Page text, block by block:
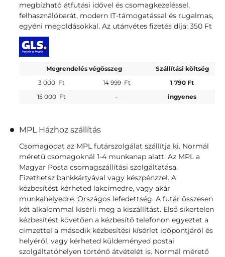
megbízható átfutási idővel és csomagkezeléssel,
felhasználóbarát, modern IT-támogatással és rugalmas,
egyéni megoldásokkal. Az utánvétes fizetés díja: 350 Ft
Megrendelés végösszeg
Szállítási költség
3 000 Ft 14 999 Ft
1 790 Ft
15 000 Ft - ingyenes
MPL Házhoz szállítás
Csomagodat az MPL futárszolgálat szállítja ki. Normál
méretű csomagoknál 1-4 munkanap alatt. Az MPL a
Magyar Posta csomagszállítási szolgáltatása.
Fizethetsz bankkártyával vagy készpénzzel. A
kézbesítést kérheted lakcímedre, vagy akár
munkahelyedre. Országos lefedettség. A futár összesen
két alkalommal kísérli meg a kiszállítást. Első sikertelen
kézbesítést követően a kézbesítő telefonon egyeztet a
címzettel a második kézbesítési kísérlet időpontjáról és
helyéről, vagy kérheted küldeményed postai
szolgáltatóhelyen történő átvételét is. Normál mérető